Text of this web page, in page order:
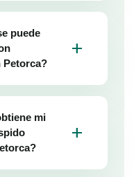
puede
Petorca?
add
mi
add